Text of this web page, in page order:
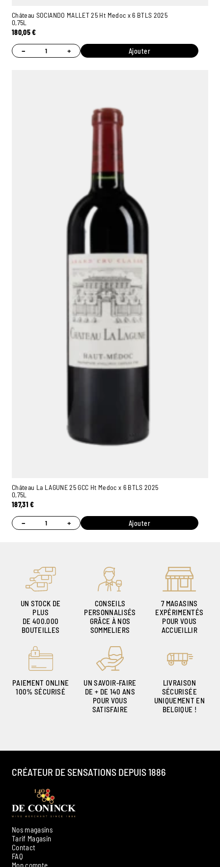
Château SOCIANDO MALLET 25 Ht Medoc x 6 BTLS 2025
0,75L
180,05€
− + Ajouter
Château La LAGUNE 25 GCC Ht Medoc x 6 BTLS 2025
0,75L
187,31€
− + Ajouter
UN STOCK DE
PLUS
DE 400.000
BOUTEILLES
CONSEILS
PERSONNALISÉS
GRÂCE À NOS
SOMMELIERS
7 MAGASINS
EXPÉRIMENTÉS
POUR VOUS
ACCUEILLIR
PAIEMENT ONLINE
100% SÉCURISÉ
UN SAVOIR-FAIRE
DE + DE 140 ANS
POUR VOUS
SATISFAIRE
LIVRAISON
SÉCURISÉE
UNIQUEMENT EN
BELGIQUE !
Nos magasins
Tarif Magasin
Contact
FAQ
Mon compte
CRÉATEUR DE SENSATIONS DEPUIS 1886